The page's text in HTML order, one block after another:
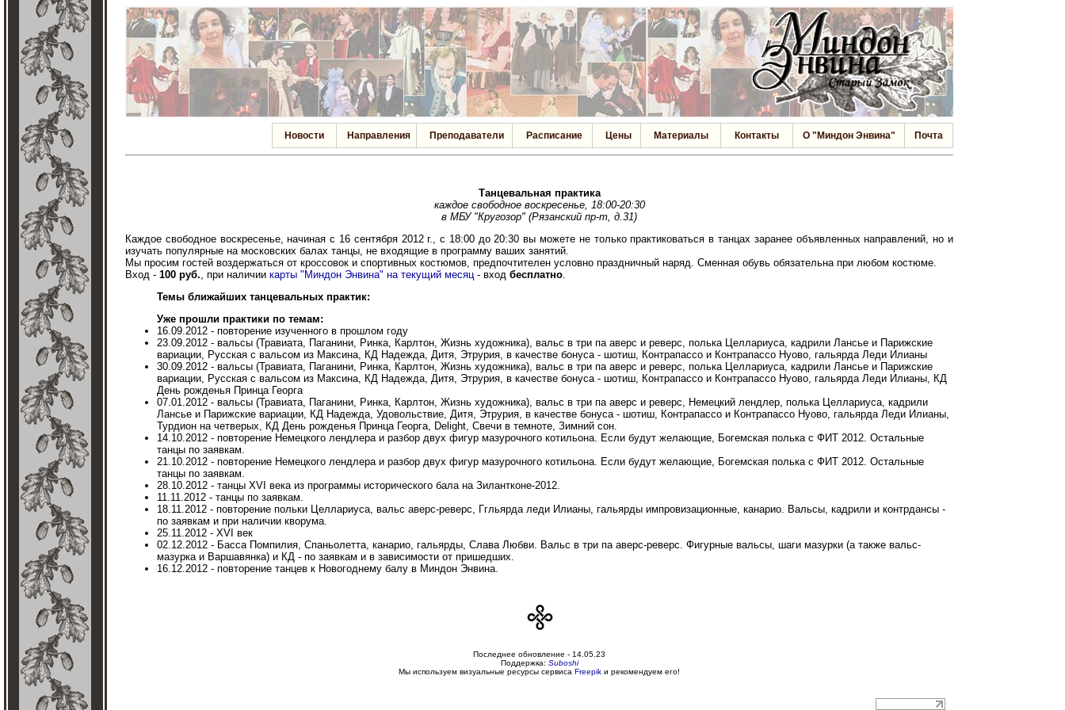
Новости Направления Преподаватели Расписание Цены Материалы Контакты О "Миндон Энвина" Почта
Танцевальная практика
каждое свободное воскресенье, 18:00-20:30
в МБУ "Кругозор" (Рязанский пр-т, д.31)
Каждое свободное воскресенье, начиная с 16 сентября 2012 г., с 18:00 до 20:30 вы можете не только практиковаться в танцах заранее объявленных направлений, но и
изучать популярные на московских балах танцы, не входящие в программу ваших занятий.
Мы просим гостей воздержаться от кроссовок и спортивных костюмов, предпочтителен условно праздничный наряд. Сменная обувь обязательна при любом костюме.
Вход - 100 руб., при наличии карты "Миндон Энвина" на текущий месяц- вход бесплатно.
Темы ближайших танцевальных практик:
Уже прошли практики по темам:
16.09.2012 - повторение изученного в прошлом году
23.09.2012 - вальсы (Травиата, Паганини, Ринка, Карлтон, Жизнь художника), вальс в три па аверс и реверс, полька Целлариуса, кадрили Лансье и Парижские
вариации, Русская с вальсом из Максина, КД Надежда, Дитя, Этрурия, в качестве бонуса - шотиш, Контрапассо и Контрапассо Нуово, гальярда Леди Илианы
30.09.2012 - вальсы (Травиата, Паганини, Ринка, Карлтон, Жизнь художника), вальс в три па аверс и реверс, полька Целлариуса, кадрили Лансье и Парижские
вариации, Русская с вальсом из Максина, КД Надежда, Дитя, Этрурия, в качестве бонуса - шотиш, Контрапассо и Контрапассо Нуово, гальярда Леди Илианы, КД
День рожденья Принца Георга
07.01.2012 - вальсы (Травиата, Паганини, Ринка, Карлтон, Жизнь художника), вальс в три па аверс и реверс, Немецкий лендлер, полька Целлариуса, кадрили
Лансье и Парижские вариации, КД Надежда, Удовольствие, Дитя, Этрурия, в качестве бонуса - шотиш, Контрапассо и Контрапассо Нуово, гальярда Леди Илианы,
Турдион на четверых, КД День рожденья Принца Георга, Delight, Свечи в темноте, Зимний сон.
14.10.2012 - повторение Немецкого лендлера и разбор двух фигур мазурочного котильона. Если будут желающие, Богемская полька с ФИТ 2012. Остальные
танцы по заявкам.
21.10.2012 - повторение Немецкого лендлера и разбор двух фигур мазурочного котильона. Если будут желающие, Богемская полька с ФИТ 2012. Остальные
танцы по заявкам.
28.10.2012 - танцы XVI века из программы исторического бала на Зилантконе-2012.
11.11.2012 - танцы по заявкам.
18.11.2012 - повторение польки Целлариуса, вальс аверс-реверс, Ггльярда леди Илианы, гальярды импровизационные, канарио. Вальсы, кадрили и контрдансы -
по заявкам и при наличии кворума.
25.11.2012 - XVI век
02.12.2012 - Басса Помпилия, Спаньолетта, канарио, гальярды, Слава Любви. Вальс в три па аверс-реверс. Фигурные вальсы, шаги мазурки (а также вальс-
мазурка и Варшавянка) и КД - по заявкам и в зависимости от пришедших.
16.12.2012 - повторение танцев к Новогоднему балу в Миндон Энвина.
Последнее обновление - 14.05.23
Поддержка: Suboshi
Мы используем визуальные ресурсы сервиса Freepik и рекомендуем его!